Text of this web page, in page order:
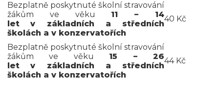
Bezplatně poskytnuté školní stravování
žákům ve věku 11 – 14
let
v základních a středních
školách a v konzervatořích
40 Kč
Bezplatně poskytnuté školní stravování
žákům ve věku 15 – 26
let
v základních a středních
školách a v konzervatořích
44 Kč